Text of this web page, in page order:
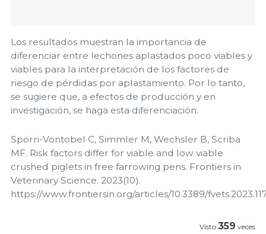
Los resultados muestran la importancia de
diferenciar entre lechones aplastados poco viables y
viables para la interpretación de los factores de
riesgo de pérdidas por aplastamiento. Por lo tanto,
se sugiere que, a efectos de producción y en
investigación, se haga esta diferenciación.
Spörri-Vontobel C, Simmler M, Wechsler B, Scriba
MF. Risk factors differ for viable and low viable
crushed piglets in free farrowing pens. Frontiers in
Veterinary Science. 2023(10).
https://www.frontiersin.org/articles/10.3389/
Visto 359 veces